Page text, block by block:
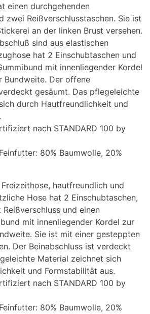
einen durchgehenden
zwei Reißverschlusstaschen. Sie ist
an der linken Brust versehen.
sind aus elastischen
hat 2 Einschubtaschen und
mit innenliegender Kordel
Bundweite. Der offene
gesäumt. Das pflegeleichte
durch Hautfreundlichkeit und
nach STANDARD 100 by
80% Baumwolle, 20%
hautfreundlich und
Hose hat 2 Einschubtaschen,
Reißverschluss und einen
mit innenliegender Kordel zur
Sie ist mit einer gesteppten
Der Beinabschluss ist verdeckt
Material zeichnet sich
und Formstabilität aus.
nach STANDARD 100 by
80% Baumwolle, 20%